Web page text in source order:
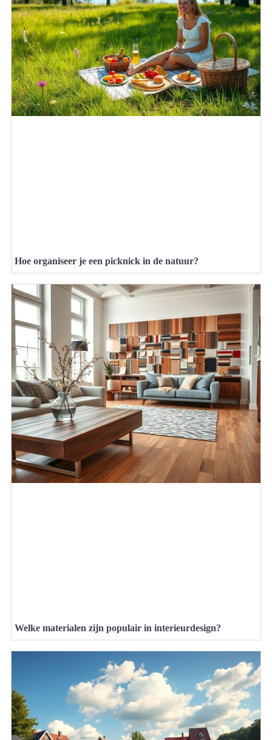
Hoe organiseer je een picknick in de natuur?
Welke materialen zijn populair in interieurdesign?